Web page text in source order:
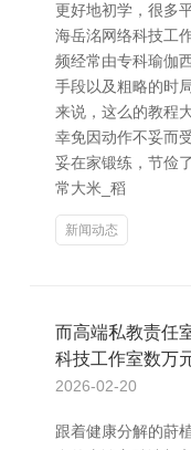
更好地初学，很多
海岳洺网络科技工
频经常由专科瑜伽
手段以及粗略的时
来说，这么的教程
幸免因动作不妥而
妥在家锻练，节俭
常大米_稻
新闻动态
而高端私教责任
科技工作室数万
2026-02-20
跟着健康分解的莳